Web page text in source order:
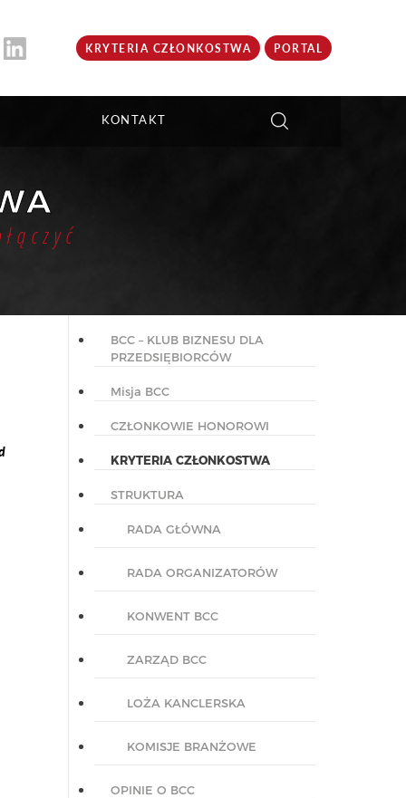
KRYTERIA CZŁONKOSTWA PORTAL
KONTAKT
BCC – KLUB BIZNESU DLA
PRZEDSIĘBIORCÓW
Misja BCC
CZŁONKOWIE HONOROWI
KRYTERIA CZŁONKOSTWA
STRUKTURA
RADA GŁÓWNA
RADA ORGANIZATORÓW
KONWENT BCC
ZARZĄD BCC
LOŻA KANCLERSKA
KOMISJE BRANŻOWE
OPINIE O BCC